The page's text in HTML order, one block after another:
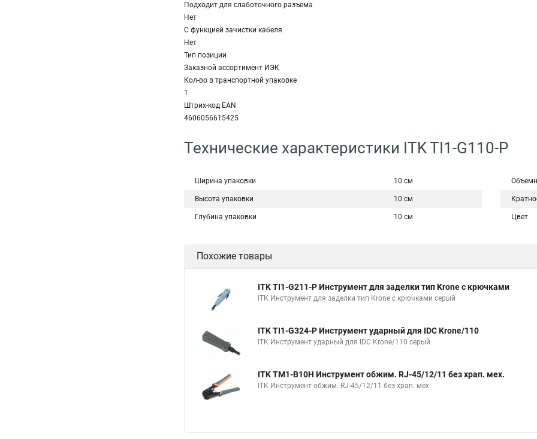
Подходит для слаботочного разъема
Нет
С функцией зачистки кабеля
Нет
Тип позиции
Заказной ассортимент ИЭК
Кол-во в транспортной упаковке
1
Штрих-код EAN
4606056615425
Технические характеристики ITK TI1-G110-P
Ширина упаковки 10 см
Высота упаковки 10 см
Глубина упаковки 10 см Цвет
Похожие товары
ITK TI1-G211-P Инструмент для заделки тип Krone с крючками
ITK Инструмент для заделки тип Krone с крючками серый
ITK TI1-G324-P Инструмент ударный для IDC Krone/110
ITK Инструмент ударный для IDC Krone/110 серый
ITK TM1-B10H Инструмент обжим. RJ-45/12/11 без храп. мех.
ITK Инструмент обжим. RJ-45/12/11 без храп. мех.